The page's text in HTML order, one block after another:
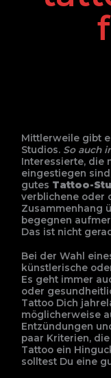
Mittlerweile gibt
Studios. So auch
Interessierte, die
eingestiegen
gutes Tattoo-
verblichene oder
Zusammenhang
begegnen
Das ist nicht
Bei der Wahl
künstlerische
Es geht immer
oder
Tattoo Dich
möglicherweise
Entzündungen
paar Kriterien,
Tattoo ein
solltest Du eine